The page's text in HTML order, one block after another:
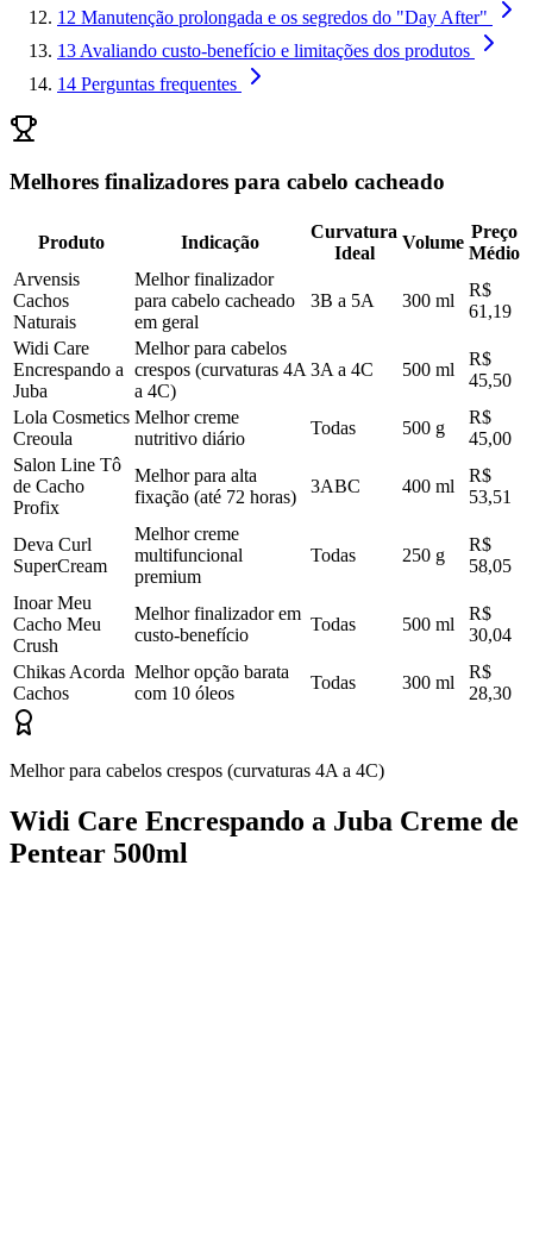
12 Manutenção prolongada e os segredos do "Day After"
13 Avaliando custo-benefício e limitações dos produtos
14 Perguntas frequentes
Melhores finalizadores para cabelo cacheado
Produto Indicação
Curvatura
Ideal
Volume
Preço
Médio
Arvensis
Cachos
Naturais
Melhor finalizador
para cabelo cacheado
em geral
3B a 5A 300 ml
R$
61,19
Widi Care
Encrespando a
Juba
Melhor para cabelos
crespos (curvaturas 4A
a 4C)
3A a 4C 500 ml
R$
45,50
Lola Cosmetics
Creoula
Melhor creme
nutritivo diário
Todas 500 g
R$
45,00
Salon Line Tô
de Cacho
Profix
Melhor para alta
fixação (até 72 horas)
3ABC 400 ml
R$
53,51
Deva Curl
SuperCream
Melhor creme
multifuncional
premium
Todas 250 g
R$
58,05
Inoar Meu
Cacho Meu
Crush
Melhor finalizador em
custo-benefício
Todas 500 ml
R$
30,04
Chikas Acorda
Cachos
Melhor opção barata
com 10 óleos
Todas 300 ml
R$
28,30
Melhor para cabelos crespos (curvaturas 4A a 4C)
Widi Care Encrespando a Juba Creme de
Pentear 500ml